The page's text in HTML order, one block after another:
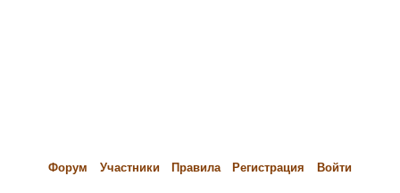
Форум Участники Правила Регистрация Войти